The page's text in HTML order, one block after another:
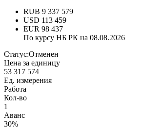
RUB 9 337 579
USD 113 459
EUR 98 437
По курсу НБ РК на 08.08.2026
Статус:Отменен
Цена за единицу
53 317 574
Ед. измерения
Работа
Кол-во
1
Аванс
30%